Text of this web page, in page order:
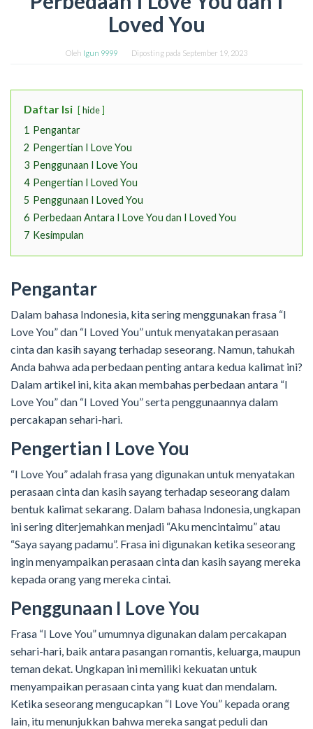
Loved You
Oleh Igun 9999 Diposting pada September 19, 2023
Daftar Isi hide
1 Pengantar
2 Pengertian I Love You
3 Penggunaan I Love You
4 Pengertian I Loved You
5 Penggunaan I Loved You
6 Perbedaan Antara I Love You dan I Loved You
7 Kesimpulan
Pengantar
Dalam bahasa Indonesia, kita sering menggunakan frasa “I
Love You” dan “I Loved You” untuk menyatakan perasaan
cinta dan kasih sayang terhadap seseorang. Namun, tahukah
Anda bahwa ada perbedaan penting antara kedua kalimat ini?
Dalam artikel ini, kita akan membahas perbedaan antara “I
Love You” dan “I Loved You” serta penggunaannya dalam
percakapan sehari-hari.
Pengertian I Love You
“I Love You” adalah frasa yang digunakan untuk menyatakan
perasaan cinta dan kasih sayang terhadap seseorang dalam
bentuk kalimat sekarang. Dalam bahasa Indonesia, ungkapan
ini sering diterjemahkan menjadi “Aku mencintaimu” atau
“Saya sayang padamu”. Frasa ini digunakan ketika seseorang
ingin menyampaikan perasaan cinta dan kasih sayang mereka
kepada orang yang mereka cintai.
Penggunaan I Love You
Frasa “I Love You” umumnya digunakan dalam percakapan
sehari-hari, baik antara pasangan romantis, keluarga, maupun
teman dekat. Ungkapan ini memiliki kekuatan untuk
menyampaikan perasaan cinta yang kuat dan mendalam.
Ketika seseorang mengucapkan “I Love You” kepada orang
lain, itu menunjukkan bahwa mereka sangat peduli dan